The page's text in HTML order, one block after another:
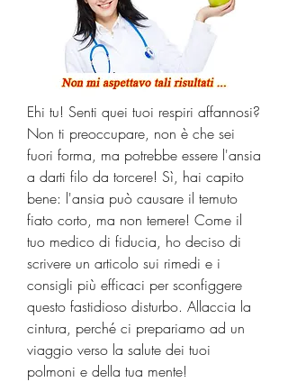
Ehi tu! Senti quei tuoi respiri affannosi?
Non ti preoccupare, non è che sei
fuori forma, ma potrebbe essere l'ansia
a darti filo da torcere! Sì, hai capito
bene: l'ansia può causare il temuto
fiato corto, ma non temere! Come il
tuo medico di fiducia, ho deciso di
scrivere un articolo sui rimedi e i
consigli più efficaci per sconfiggere
questo fastidioso disturbo. Allaccia la
cintura, perché ci prepariamo ad un
viaggio verso la salute dei tuoi
polmoni e della tua mente!